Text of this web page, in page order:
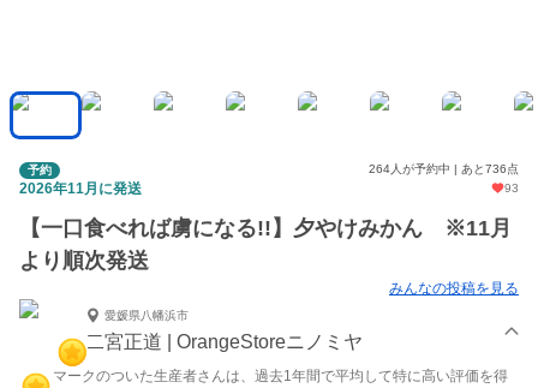
予約 264人が予約中 | あと736点
2026年11月に発送 93
【一口食べれば虜になる!!】夕やけみかん ※11月
より順次発送
みんなの投稿を見る
愛媛県八幡浜市
二宮正道 | OrangeStoreニノミヤ
マークのついた生産者さんは、過去1年間で平均して特に高い評価を得